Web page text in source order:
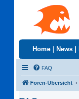
Home News
FAQ
Foren-Übersicht